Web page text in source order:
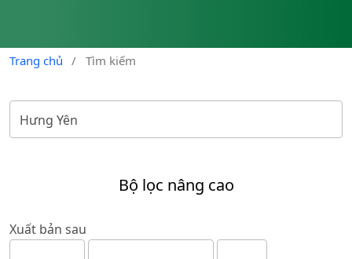
Trang chủ / Tìm kiếm
Bộ lọc nâng cao
Xuất bản sau